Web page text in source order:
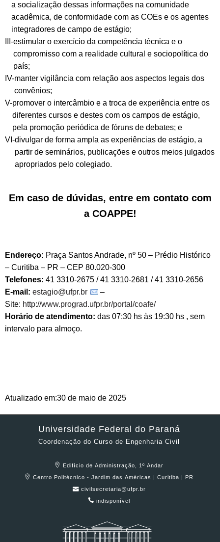
a socialização dessas informações na comunidade
acadêmica, de conformidade com as COEs e os agentes
integradores de campo de estágio;
III-estimular o exercício da competência técnica e o
compromisso com a realidade cultural e sociopolítica do
país;
IV-manter vigilância com relação aos aspectos legais dos
convênios;
V-promover o intercâmbio e a troca de experiência entre os
diferentes cursos e destes com os campos de estágio,
pela promoção periódica de fóruns de debates; e
VI-divulgar de forma ampla as experiências de estágio, a
partir de seminários, publicações e outros meios julgados
apropriados pelo colegiado.
Em caso de dúvidas, entre em contato com
a COAPPE!
Endereço: Praça Santos Andrade, nº 50 – Prédio Histórico
– Curitiba – PR – CEP 80.020-300
Telefones: 41 3310-2675 / 41 3310-2681 / 41 3310-2656
E-mail: estagio@ufpr.br
–
Site: http://www.prograd.ufpr.br/portal/coafe/
Horário de atendimento: das 07:30 hs às 19:30 hs , sem
intervalo para almoço.
Atualizado em:30 de maio de 2025
Universidade Federal do Paraná
Coordenação do Curso de Engenharia Civil
Edifício de Administração, 1º Andar
Centro Politécnico - Jardim das Américas | Curitiba | PR
civilsecretaria@ufpr.br
indisponível